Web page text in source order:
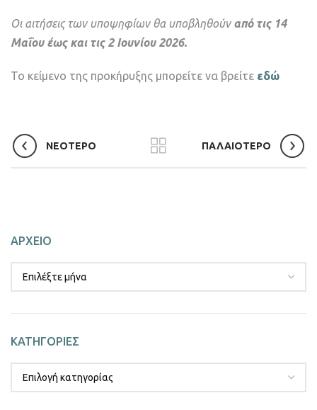
Οι αιτήσεις των υποψηφίων θα υποβληθούν από τις 14
Μαΐου έως και τις 2 Ιουνίου 2026.
Το κείμενο της προκήρυξης μπορείτε να βρείτε εδώ
ΝΕΟΤΕΡΟ ΠΑΛΑΙΟΤΕΡΟ
ΑΡΧΕΙΟ
ΚΑΤΗΓΟΡΙΕΣ